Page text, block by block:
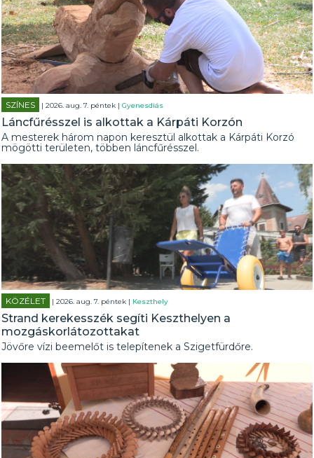
SZÍNES | 2026. aug. 7. péntek |Gyenesdiás
Láncfűrésszel is alkottak a Kárpáti Korzón
A mesterek három napon keresztül alkottak a Kárpáti Korzó
mögötti területen, többen láncfűrésszel.
KÖZÉLET | 2026. aug. 7. péntek | Keszthely
Strand kerekesszék segíti Keszthelyen a
mozgáskorlátozottakat
Jövőre vízi beemelőt is telepítenek a Szigetfürdőre.